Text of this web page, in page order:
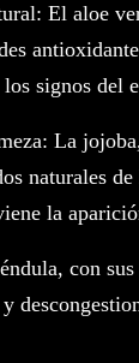
El aloe
signos del
La
naturales
la
con sus